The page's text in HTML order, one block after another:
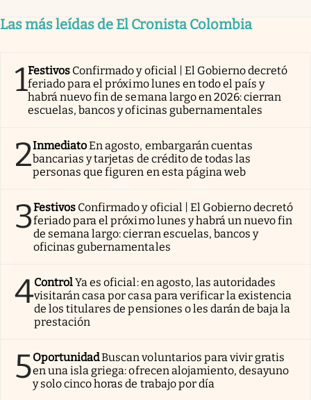
Las más leídas de El Cronista Colombia
1Festivos Confirmado y oficial | El Gobierno decretó
feriado para el próximo lunes en todo el país y
habrá nuevo fin de semana largo en 2026: cierran
escuelas, bancos y oficinas gubernamentales
2InmediatoEn agosto, embargarán cuentas
bancarias y tarjetas de crédito de todas las
personas que figuren en esta página web
3Festivos Confirmado y oficial | El Gobierno decretó
feriado para el próximo lunes y habrá un nuevo fin
de semana largo: cierran escuelas, bancos y
oficinas gubernamentales
4ControlYa es oficial: en agosto, las autoridades
visitarán casa por casa para verificar la existencia
de los titulares de pensiones o les darán de baja la
prestación
5OportunidadBuscan voluntarios para vivir gratis
en una isla griega: ofrecen alojamiento, desayuno
y solo cinco horas de trabajo por día